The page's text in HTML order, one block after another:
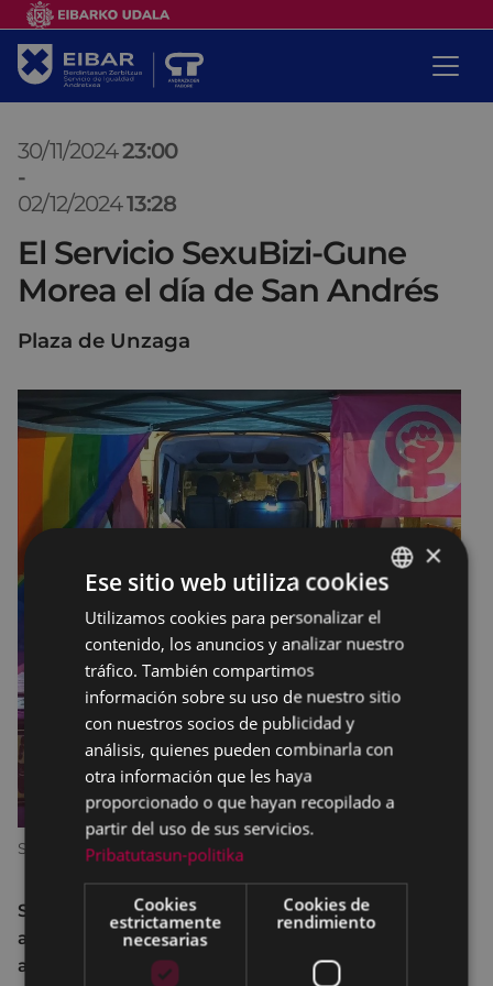
30/11/202423:00
-
02/12/202413:28
El Servicio SexuBizi-Gune
Morea el día de San Andrés
Plaza de Unzaga
SexuBizi-Gune Morea
SexuBizi - Gune Morea, espacio móvil que ofrece
asesoramiento sexual y un lugar de protección
ante las violencias machistas estará el día de San
BASQUE
SPANISH
×
Ese sitio web utiliza cookies
Utilizamos cookies para personalizar el
contenido, los anuncios y analizar nuestro
tráfico. También compartimos
información sobre su uso de nuestro sitio
con nuestros socios de publicidad y
análisis, quienes pueden combinarla con
otra información que les haya
proporcionado o que hayan recopilado a
partir del uso de sus servicios.
Pribatutasun-politika
Cookies
estrictamente
necesarias
Cookies de
rendimiento